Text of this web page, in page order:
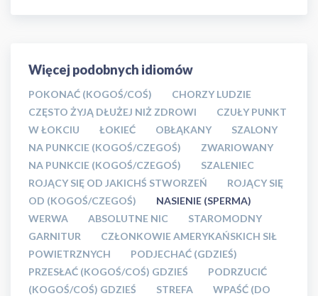
Więcej podobnych idiomów
POKONAĆ (KOGOŚ/COŚ)
CHORZY LUDZIE
CZĘSTO ŻYJĄ DŁUŻEJ NIŻ ZDROWI
CZUŁY PUNKT
W ŁOKCIU
ŁOKIEĆ OBŁĄKANY
SZALONY
NA PUNKCIE (KOGOŚ/CZEGOŚ)
ZWARIOWANY
NA PUNKCIE (KOGOŚ/CZEGOŚ)
SZALENIEC
ROJĄCY SIĘ OD JAKICHŚ STWORZEŃ
ROJĄCY SIĘ
OD (KOGOŚ/CZEGOŚ)
NASIENIE (SPERMA)
WERWA
ABSOLUTNE NIC
STAROMODNY
GARNITUR
CZŁONKOWIE AMERYKAŃSKICH SIŁ
POWIETRZNYCH
PODJECHAĆ (GDZIEŚ)
PRZESŁAĆ (KOGOŚ/COŚ) GDZIEŚ
PODRZUCIĆ
(KOGOŚ/COŚ) GDZIEŚ
STREFA
WPAŚĆ (DO